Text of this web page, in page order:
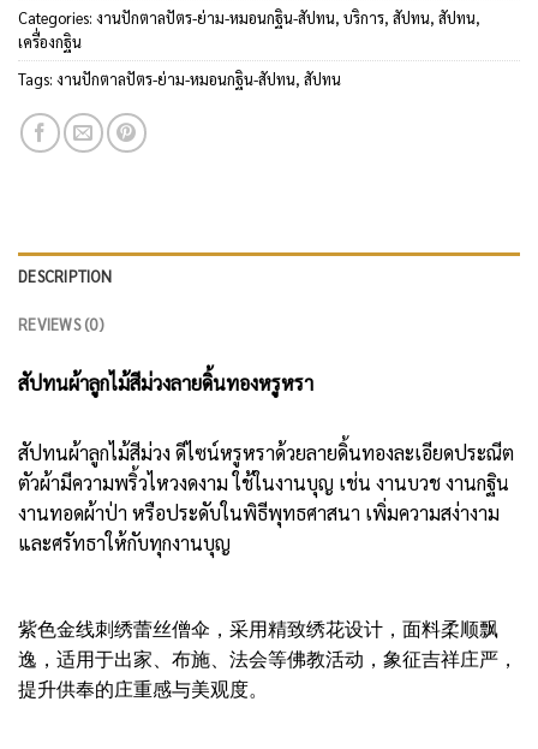
Categories: งานปักตาลปัตร-ย่าม-หมอนกฐิน-สัปทน, บริการ, สัปทน, สัปทน,
เครื่องกฐิน
Tags: งานปักตาลปัตร-ย่าม-หมอนกฐิน-สัปทน, สัปทน
DESCRIPTION
REVIEWS (0)
สัปทนผ้าลูกไม้สีม่วงลายดิ้นทองหรูหรา
สัปทนผ้าลูกไม้สีม่วง ดีไซน์หรูหราด้วยลายดิ้นทองละเอียดประณีต
ตัวผ้ามีความพริ้วไหวงดงาม ใช้ในงานบุญ เช่น งานบวช งานกฐิน
งานทอดผ้าป่า หรือประดับในพิธีพุทธศาสนา เพิ่มความสง่างาม
และศรัทธาให้กับทุกงานบุญ
紫色金线刺绣蕾丝僧伞，采用精致绣花设计，面料柔顺飘
逸，适用于出家、布施、法会等佛教活动，象征吉祥庄严，
提升供奉的庄重感与美观度。